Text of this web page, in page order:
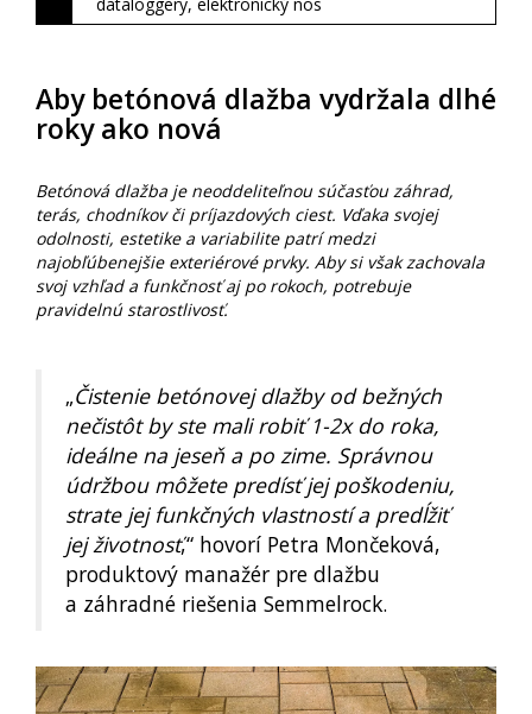
Aby betónová dlažba vydržala dlhé
roky ako nová
Betónová dlažba je neoddeliteľnou súčasťou záhrad,
terás, chodníkov či príjazdových ciest. Vďaka svojej
odolnosti, estetike a variabilite patrí medzi
najobľúbenejšie exteriérové prvky. Aby si však zachovala
svoj vzhľad a funkčnosť aj po rokoch, potrebuje
pravidelnú starostlivosť.
„Čistenie betónovej dlažby od bežných
nečistôt by ste mali robiť 1-2x do roka,
ideálne na jeseň a po zime. Správnou
údržbou môžete predísť jej poškodeniu,
strate jej funkčných vlastností a predĺžiť
jej životnosť,“ hovorí Petra Mončeková,
produktový manažér pre dlažbu
a záhradné riešenia Semmelrock.